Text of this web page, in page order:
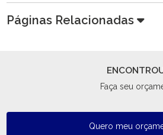
Páginas Relacionadas
Faça seu
Quero meu